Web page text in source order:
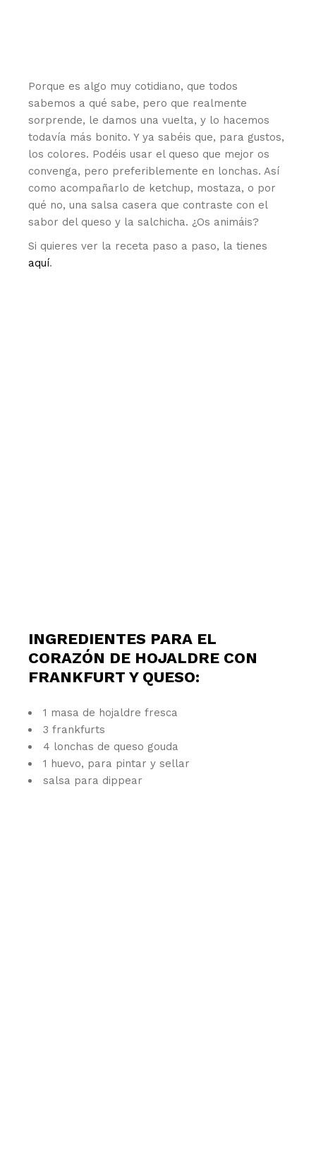
Porque es algo muy cotidiano, que todos
sabemos a qué sabe, pero que realmente
sorprende, le damos una vuelta, y lo hacemos
todavía más bonito. Y ya sabéis que, para gustos,
los colores. Podéis usar el queso que mejor os
convenga, pero preferiblemente en lonchas. Así
como acompañarlo de ketchup, mostaza, o por
qué no, una salsa casera que contraste con el
sabor del queso y la salchicha. ¿Os animáis?
Si quieres ver la receta paso a paso, la tienes
aquí.
INGREDIENTES PARA EL
CORAZÓN DE HOJALDRE CON
FRANKFURT Y QUESO:
1 masa de hojaldre fresca
3 frankfurts
4 lonchas de queso gouda
1 huevo, para pintar y sellar
salsa para dippear